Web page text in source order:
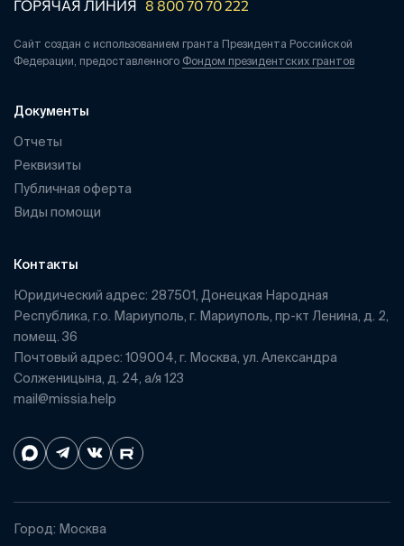
ГОРЯЧАЯ ЛИНИЯ 8 800 70 70 222
Сайт создан с использованием гранта Президента Российской
Федерации, предоставленного Фондом президентских грантов
Документы
Отчеты
Реквизиты
Публичная оферта
Виды помощи
Контакты
Юридический адрес: 287501, Донецкая Народная
Республика, г.о. Мариуполь, г. Мариуполь, пр-кт Ленина, д. 2,
помещ. 36
Почтовый адрес: 109004, г. Москва, ул. Александра
Солженицына, д. 24, а/я 123
mail@missia.help
Город: Москва